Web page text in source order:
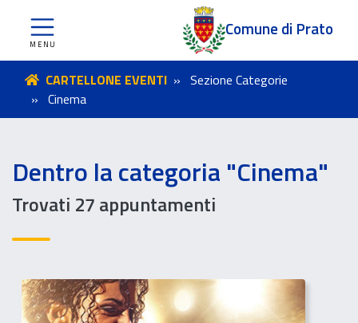
Comune di Prato
CARTELLONE EVENTI
Sezione Categorie
Cinema
Dentro la categoria "Cinema"
Trovati 27 appuntamenti